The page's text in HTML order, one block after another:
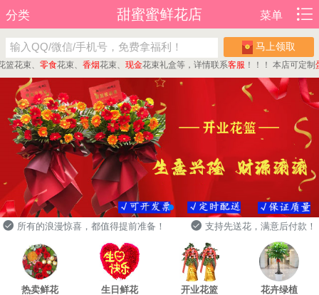
分类 甜蜜蜜鲜花店 菜单
马上领取
束、零食花束、香烟花束、现金花束礼盒等，详情联系客服！！！ 本店可定制蛋糕
所有的浪漫惊喜，都值得提前准备！ 支持先送花，满意后付款！
热卖鲜花 生日鲜花 开业花篮 花卉绿植